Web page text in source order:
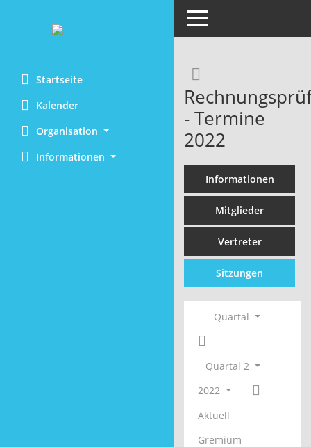
Startseite
Kalender
Organisation
Informationen
Toggle navigation
- Termine
2022
Informationen
Mitglieder
Vertreter
Sitzungen
Quartal
Quartal 2
2022
Aktuell
Gremium